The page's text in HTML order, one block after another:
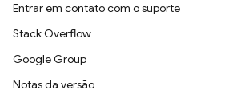
Entrar em contato com o suporte
Stack Overflow
Google Group
Notas da versão